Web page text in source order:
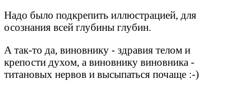
Надо было подкрепить иллюстрацией, для
осознания всей глубины глубин.
А так-то да, виновнику - здравия телом и
крепости духом, а виновнику виновника -
титановых нервов и высыпаться почаще :-)